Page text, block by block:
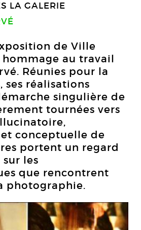
LA GALERIE
de Ville
au travail
Réunies pour la
ses réalisations
singulière de
tournées vers
conceptuelle de
portent un regard
les
que rencontrent
photographie.